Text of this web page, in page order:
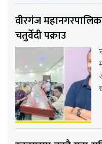
वीरगंज
चतुर्वेदी पक्राउ